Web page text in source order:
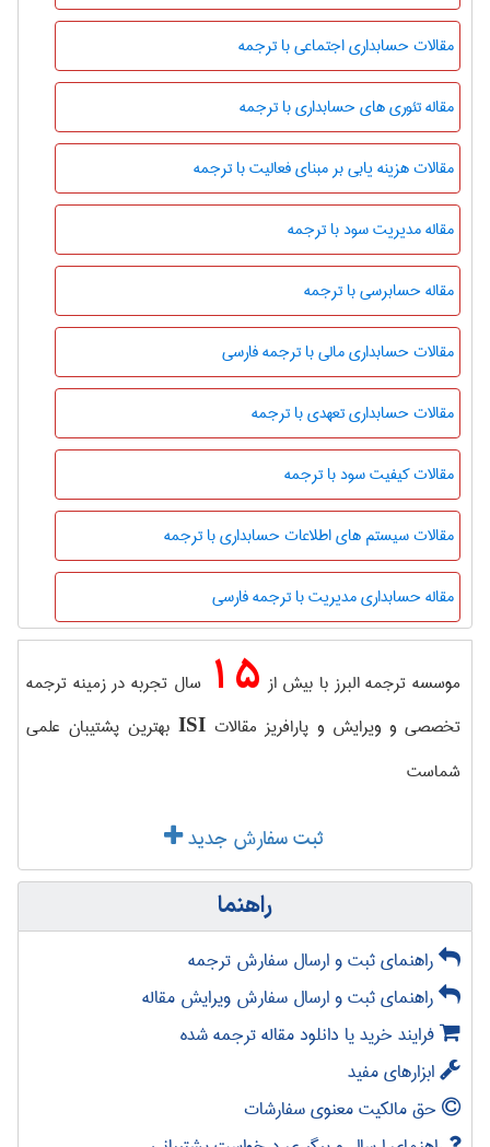
مقالات حسابداری اجتماعی با ترجمه
مقاله تئوری های حسابداری با ترجمه
مقالات هزینه یابی بر مبنای فعالیت با ترجمه
مقاله مدیریت سود با ترجمه
مقاله حسابرسی با ترجمه
مقالات حسابداری مالی با ترجمه فارسی
مقالات حسابداری تعهدی با ترجمه
مقالات کیفیت سود با ترجمه
مقالات سیستم های اطلاعات حسابداری با ترجمه
مقاله حسابداری مدیریت با ترجمه فارسی
موسسه ترجمه البرز با بیش از 15 سال تجربه در زمینه ترجمه
تخصصی و ویرایش و پارافریز مقالاتISI بهترین پشتیبان علمی
شماست
ثبت سفارش جدید
راهنما
راهنمای ثبت و ارسال سفارش ترجمه
راهنمای ثبت و ارسال سفارش ویرایش مقاله
فرایند خرید یا دانلود مقاله ترجمه شده
ابزارهای مفید
حق مالکیت معنوی سفارشات